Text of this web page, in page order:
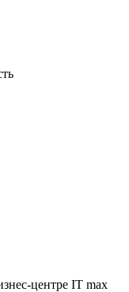
центре IT max